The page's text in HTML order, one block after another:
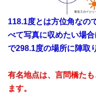
118.1度とは方位角なの
べて写真に収めたい場
で298.1度の場所に陣取
有名地点は、言問橋た
ます。